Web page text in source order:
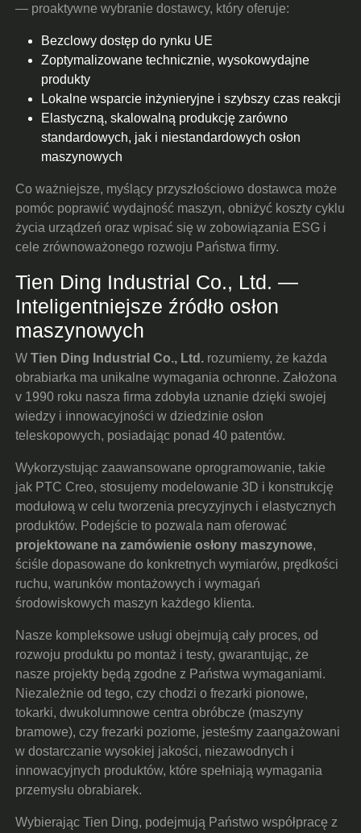
— proaktywne wybranie dostawcy, który oferuje:
Bezclowy dostęp do rynku UE
Zoptymalizowane technicznie, wysokowydajne
produkty
Lokalne wsparcie inżynieryjne i szybszy czas reakcji
Elastyczną, skalowalną produkcję zarówno
standardowych, jak i niestandardowych osłon
maszynowych
Co ważniejsze, myślący przyszłościowo dostawca może
pomóc poprawić wydajność maszyn, obniżyć koszty cyklu
życia urządzeń oraz wpisać się w zobowiązania ESG i
cele zrównoważonego rozwoju Państwa firmy.
Tien Ding Industrial Co., Ltd. —
Inteligentniejsze źródło osłon
maszynowych
WTien Ding Industrial Co., Ltd. rozumiemy, że każda
obrabiarka ma unikalne wymagania ochronne. Założona
v 1990 roku nasza firma zdobyła uznanie dzięki swojej
wiedzy i innowacyjności w dziedzinie osłon
teleskopowych, posiadając ponad 40 patentów.
Wykorzystując zaawansowane oprogramowanie, takie
jak PTC Creo, stosujemy modelowanie 3D i konstrukcję
modułową w celu tworzenia precyzyjnych i elastycznych
produktów. Podejście to pozwala nam oferować
projektowane na zamówienie osłony maszynowe,
ściśle dopasowane do konkretnych wymiarów, prędkości
ruchu, warunków montażowych i wymagań
środowiskowych maszyn każdego klienta.
Nasze kompleksowe usługi obejmują cały proces, od
rozwoju produktu po montaż i testy, gwarantując, że
nasze projekty będą zgodne z Państwa wymaganiami.
Niezależnie od tego, czy chodzi o frezarki pionowe,
tokarki, dwukolumnowe centra obróbcze (maszyny
bramowe), czy frezarki poziome, jesteśmy zaangażowani
w dostarczanie wysokiej jakości, niezawodnych i
innowacyjnych produktów, które spełniają wymagania
przemysłu obrabiarek.
Wybierając Tien Ding, podejmują Państwo współpracę z